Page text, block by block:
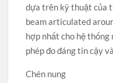
dựa trên kỹ thuật của
beam articulated
hợp nhất cho hệ thống
phép đo đáng tin cậy
Chén nung